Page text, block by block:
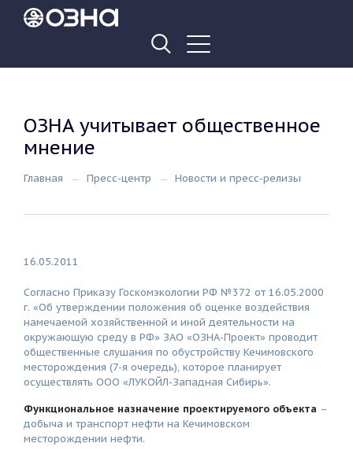
ОЗНА учитывает общественное
мнение
Главная Пресс-центр Новости и пресс-релизы
16.05.2011
Согласно Приказу Госкомэкологии РФ №372 от 16.05.2000
г. «Об утверждении положения об оценке воздействия
намечаемой хозяйственной и иной деятельности на
окружающую среду в РФ» ЗАО «ОЗНА-Проект» проводит
общественные слушания по обустройству Кечимовского
месторождения (7-я очередь), которое планирует
осуществлять ООО «ЛУКОЙЛ-Западная Сибирь».
Функциональное назначение проектируемого объекта –
добыча и транспорт нефти на Кечимовском
месторождении нефти.